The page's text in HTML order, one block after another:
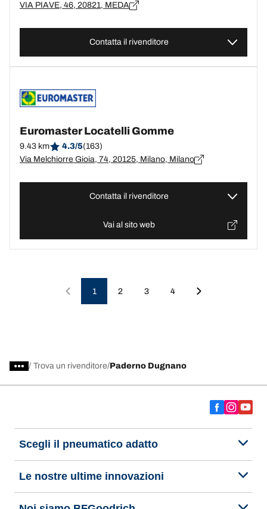
VIA PIAVE, 46, 20821, MEDA
Contatta il rivenditore
Euromaster Locatelli Gomme
9.43 km 4.3/5(163)
Via Melchiorre Gioia, 74, 20125, Milano, Milano
Contatta il rivenditore
Vai al sito web
1 2 3 4
/ Trova un rivenditore Paderno Dugnano
Scegli il pneumatico adatto
Le nostre ultime innovazioni